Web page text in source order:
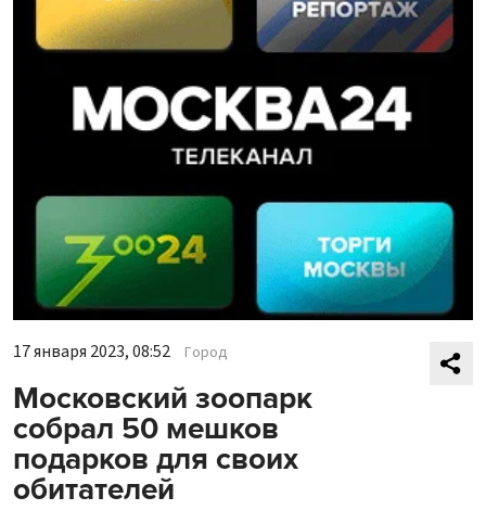
17 января 2023, 08:52 Город
Московский зоопарк
собрал 50 мешков
подарков для своих
обитателей